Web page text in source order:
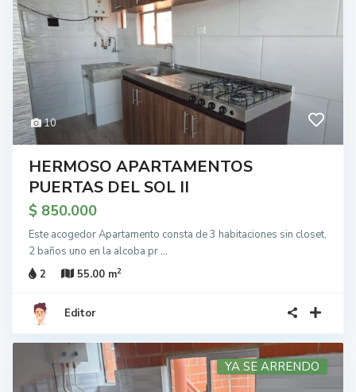
10
HERMOSO APARTAMENTOS
PUERTAS DEL SOL II
$ 850.000
Este acogedor Apartamento consta de 3 habitaciones sin closet,
2 baños uno en la alcoba pr...
2
55.00 m2
Editor
YA SE ARRENDO